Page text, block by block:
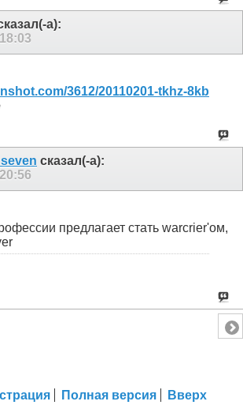
а):
18:03
3612/20110201-tkhz-8kb
сказал(-а):
20:56
предлагает стать warcrier'ом,
Полная версия Вверх